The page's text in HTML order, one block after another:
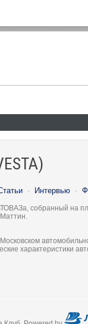
· Интервью ·
собранный на